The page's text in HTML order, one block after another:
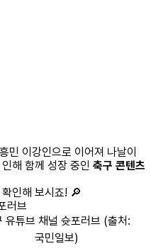
민 이강인으로 이어져 나날이
해 함께 성장 중인 축구 콘텐츠
인해 보시죠! 🔎
러브
유튜브 채널 슛포러브 (출처:
국민일보)